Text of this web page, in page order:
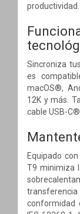
productividad.
Sincroniza
es
macOS®,
12K y más.
cable USB-
Equipado
T9 minimiza
transferencia
conformidad